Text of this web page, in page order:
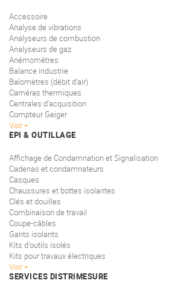
Accessoire
Analyse de vibrations
Analyseurs de combustion
Analyseurs de gaz
Anémomètres
Balance industrie
Balomètres (débit d'air)
Caméras thermiques
Centrales d'acquisition
Compteur Geiger
Voir
EPI & OUTILLAGE
Affichage de Condamnation et Signalisation
Cadenas et condamnateurs
Casques
Chaussures et bottes isolantes
Clés et douilles
Combinaison de travail
Coupe-câbles
Gants isolants
Kits d'outils isolés
Kits pour travaux électriques
Voir
SERVICES DISTRIMESURE